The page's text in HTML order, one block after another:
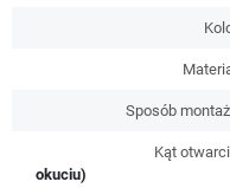
Sposób
Kąt
okuciu)